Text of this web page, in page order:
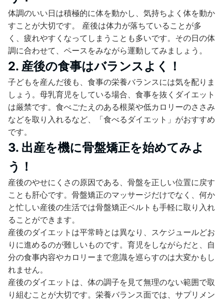
体調のいい日は積極的に体を動かし、気持ちよく体を動か
すことが大切です。 産後は体力が落ちていることが多
く、疲れやすくなってしまうことも多いです。その日の体
調に合わせて、ペースをみながら運動してみましょう。
2. 産後の食事はバランスよく！
子どもを産んだ後も、食事の栄養バランスには気を配りま
しょう。母乳育児をしている場合、食事を抜くダイエット
は厳禁です。食べごたえのある根菜や低カロリーのささみ
などを取り入れるなど、「食べるダイエット」がおすすめ
です。
3. 出産を機に骨盤矯正を始めてみよ
う！
産後のやせにくさの原因である、骨盤を正しい位置に戻す
ことも肝心です。骨盤矯正のマッサージだけでなく、何か
と忙しい産後の生活では骨盤矯正ベルトも手軽に取り入れ
ることができます。
産後のダイエットは平常時とは異なり、スケジュールどお
りに進めるのが難しいものです。育児をしながらだと、自
分の食事内容やカロリーまで意識を巡らすのは大変かもし
れません。
産後のダイエットは、体の調子を見て無理のない範囲で取
り組むことが大切です。栄養バランス面では、サプリメン